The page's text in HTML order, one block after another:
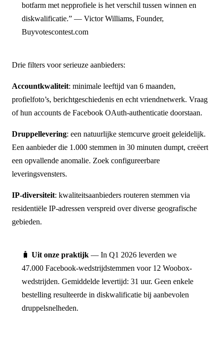
botfarm met nepprofiele is het verschil tussen winnen en
diskwalificatie.” — Victor Williams, Founder,
Buyvotescontest.com
Drie filters voor serieuze aanbieders:
Accountkwaliteit: minimale leeftijd van 6 maanden,
profielfoto’s, berichtgeschiedenis en echt vriendnetwerk. Vraag
of hun accounts de Facebook OAuth-authenticatie doorstaan.
Druppellevering: een natuurlijke stemcurve groeit geleidelijk.
Een aanbieder die 1.000 stemmen in 30 minuten dumpt, creëert
een opvallende anomalie. Zoek configureerbare
leveringsvensters.
IP-diversiteit: kwaliteitsaanbieders routeren stemmen via
residentiële IP-adressen verspreid over diverse geografische
gebieden.
🧳 Uit onze praktijk — In Q1 2026 leverden we
47.000 Facebook-wedstrijdstemmen voor 12 Woobox-
wedstrijden. Gemiddelde levertijd: 31 uur. Geen enkele
bestelling resulteerde in diskwalificatie bij aanbevolen
druppelsnelheden.